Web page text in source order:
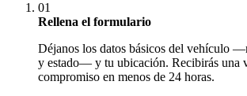
01
Rellena el formulario
Déjanos los datos básicos del vehículo
y estado— y tu ubicación. Recibirás una
compromiso en menos de 24 horas.